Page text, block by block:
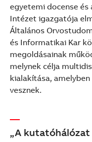
egyetemi docense
Intézet igazgatója
Általános
és Informatikai Kar
megoldásainak
melynek célja
kialakítása,
vesznek.
„A